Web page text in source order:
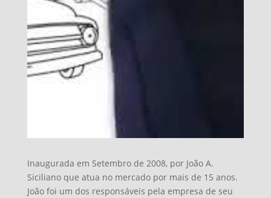
Inaugurada em Setembro de 2008, por João A.
Siciliano que atua no mercado por mais de 15 anos.
João foi um dos responsáveis pela empresa de seu